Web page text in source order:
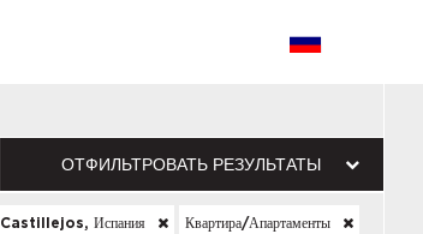
ОТФИЛЬТРОВАТЬ РЕЗУЛЬТАТЫ
Castillejos, Испания Квартира/апартаменты